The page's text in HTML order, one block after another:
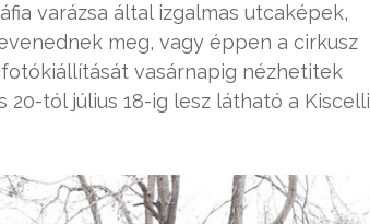
varázsa által izgalmas utcaképek,
meg, vagy éppen a cirkusz
vasárnapig nézhetitek
20-tól július 18-ig lesz látható a Kiscelli